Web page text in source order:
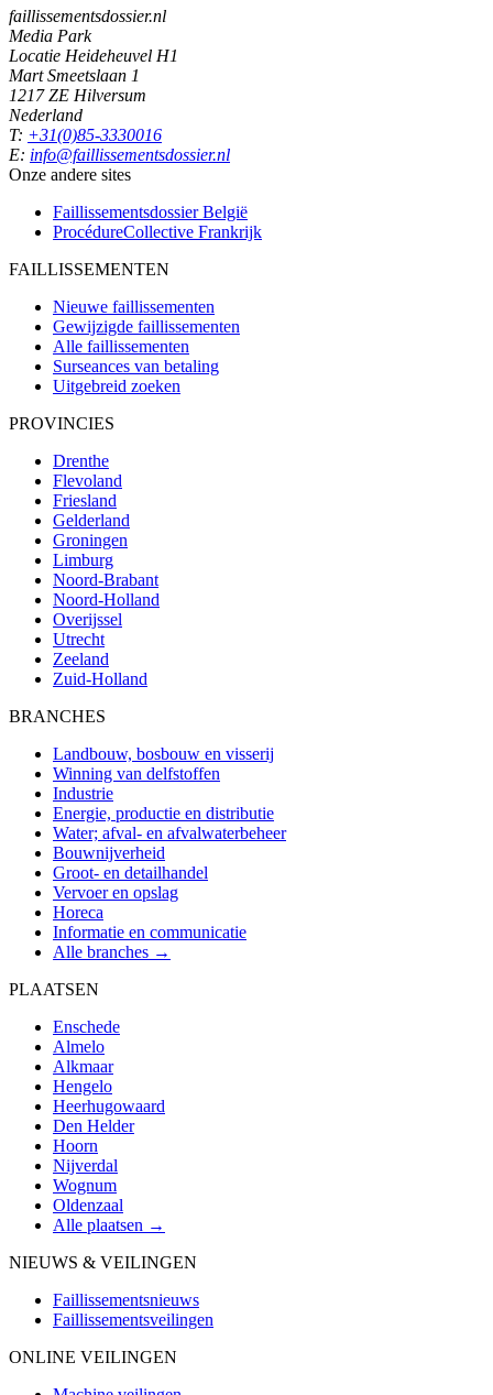
faillissementsdossier.nl
Media Park
Locatie Heideheuvel H1
Mart Smeetslaan 1
1217 ZE Hilversum
Nederland
T: +31(0)85-3330016
E: info@faillissementsdossier.nl
Onze andere sites
Faillissementsdossier België
ProcédureCollective Frankrijk
FAILLISSEMENTEN
Nieuwe faillissementen
Gewijzigde faillissementen
Alle faillissementen
Surseances van betaling
Uitgebreid zoeken
PROVINCIES
Drenthe
Flevoland
Friesland
Gelderland
Groningen
Limburg
Noord-Brabant
Noord-Holland
Overijssel
Utrecht
Zeeland
Zuid-Holland
BRANCHES
Landbouw, bosbouw en visserij
Winning van delfstoffen
Industrie
Energie, productie en distributie
Water; afval- en afvalwaterbeheer
Bouwnijverheid
Groot- en detailhandel
Vervoer en opslag
Horeca
Informatie en communicatie
Alle branches →
PLAATSEN
Enschede
Almelo
Alkmaar
Hengelo
Heerhugowaard
Den Helder
Hoorn
Nijverdal
Wognum
Oldenzaal
Alle plaatsen →
NIEUWS & VEILINGEN
Faillissementsnieuws
Faillissementsveilingen
ONLINE VEILINGEN